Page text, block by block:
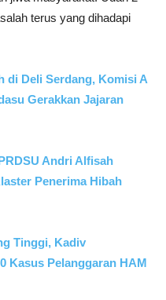
terus yang dihadapi
di Deli Serdang, Komisi A
Gerakkan Jajaran
Andri Alfisah
Penerima Hibah
Tinggi, Kadiv
Kasus Pelanggaran HAM